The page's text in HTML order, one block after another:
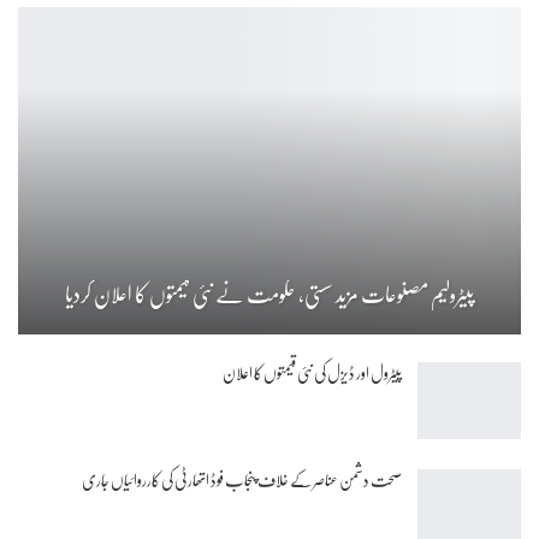
پیٹرولیم مصنوعات مزید سستی، حکومت نے نئی قیمتوں کا اعلان کردیا
پیٹرول اور ڈیزل کی نئی قیمتوں کا اعلان
صحت دشمن عناصر کے خلاف پنجاب فوڈ اتھارٹی کی کارروائیاں جاری